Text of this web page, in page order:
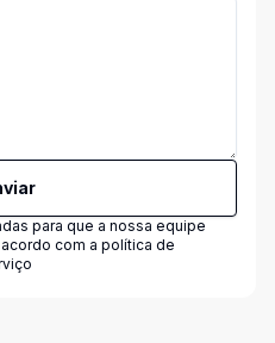
para que a nossa equipe
com a política de